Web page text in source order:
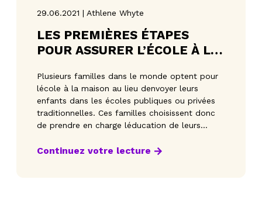
29.06.2021 | Athlene Whyte
LES PREMIÈRES ÉTAPES
POUR ASSURER L’ÉCOLE À LA
Plusieurs familles dans le monde optent pour
lécole à la maison au lieu denvoyer leurs
enfants dans les écoles publiques ou privées
traditionnelles. Ces familles choisissent donc
de prendre en charge léducation de leurs
Continuez votre lecture